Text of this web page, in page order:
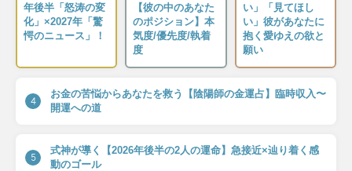
年後半「怒涛の変
化」×2027年「驚
愕のニュース」！
【彼の中のあなた
のポジション】本
気度/優先度/執着
度
い」「見てほし
い」彼があなたに
抱く愛ゆえの欲と
願い
4
お金の苦悩からあなたを救う【陰陽師の金運占】臨時収入〜
開運への道
5
式神が導く【2026年後半の2人の運命】急接近×辿り着く感
動のゴール